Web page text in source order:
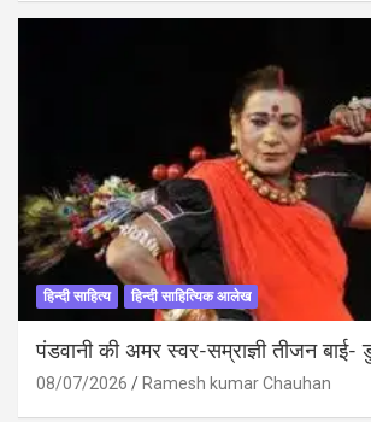
हिन्दी साहित्य हिन्दी साहित्यिक आलेख
पंडवानी की अमर स्वर-सम्राज्ञी तीजन
08/07/2026 Ramesh kumar Chauhan